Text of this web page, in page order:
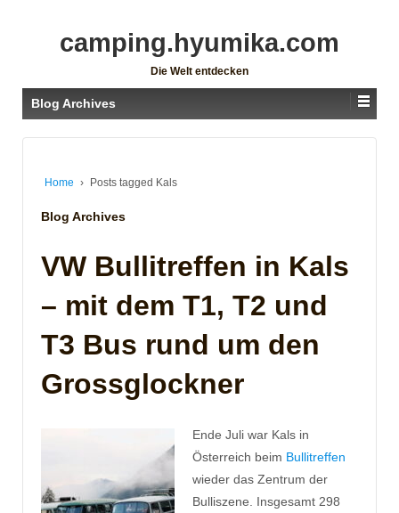
camping.hyumika.com
Die Welt entdecken
Blog Archives
Home › Posts tagged Kals
Blog Archives
VW Bullitreffen in Kals
– mit dem T1, T2 und
T3 Bus rund um den
Grossglockner
Ende Juli war Kals in
Österreich beim Bullitreffen
wieder das Zentrum der
Bulliszene. Insgesamt 298